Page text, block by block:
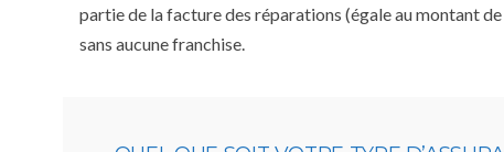
partie de la facture des réparations (égale au montant
sans aucune franchise.